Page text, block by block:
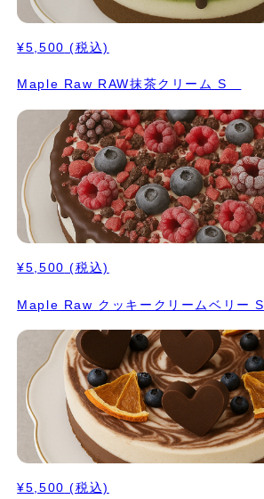
¥5,500 (税込)
Maple Raw RAW抹茶クリーム S
¥5,500 (税込)
Maple Raw クッキークリームベリー S
¥5,500 (税込)